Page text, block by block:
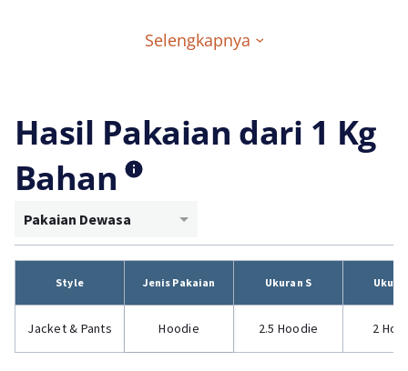
Selengkapnya
Hasil Pakaian dari 1 Kg
Bahan
Pakaian Dewasa
Style Jenis Pakaian Ukuran S
Jacket & Pants Hoodie 2.5 Hoodie 2